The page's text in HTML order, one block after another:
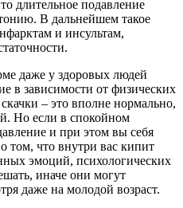
длительное подавление
В дальнейшем такое
и инсультам,
даже у здоровых людей
в зависимости от физических
– это вполне нормально,
Но если в спокойном
и при этом вы себя
том, что внутри вас кипит
эмоций, психологических
иначе они могут
даже на молодой возраст.